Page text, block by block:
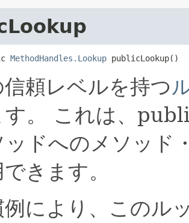
MethodHandles.Lookup publicLookup()
頼レベルを持つ
。
これは、
ドへのメソッド
きます。
により、このル